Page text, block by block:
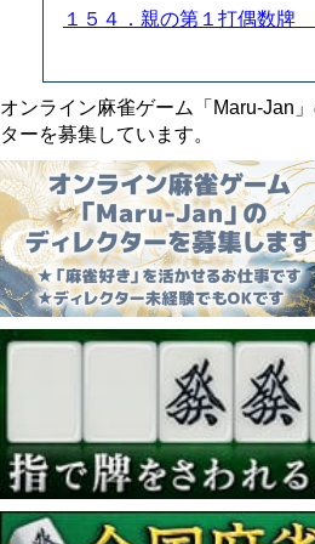
１５４．親の第１打偶数牌
オンライン麻雀ゲーム「Maru-Jan
ターを募集しています。